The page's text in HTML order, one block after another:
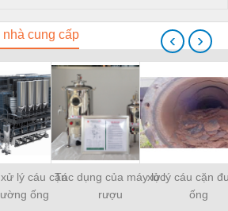
cung cấp
lý cáu cặn
ống
Tác dụng của máy lọc
rượu
xử lý cáu cặn
ống
‹ ›